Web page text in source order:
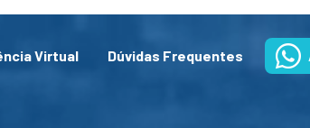
Virtual Dúvidas Frequentes